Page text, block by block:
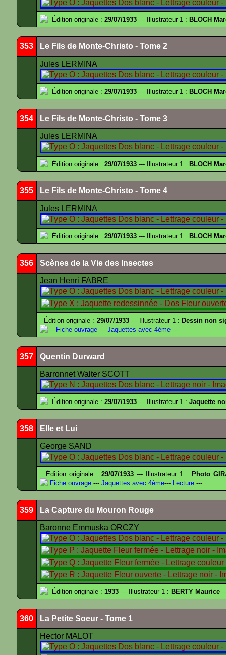
Édition originale : 29/07/1933 --- Illustrateur 1 : BLOCH
353 Le Fils de Monte-Christo - Tome 2
Jules LERMINA
Édition originale : 29/07/1933 --- Illustrateur 1 : BLOCH
354 Le Fils de Monte-Christo - Tome 3
Jules LERMINA
Édition originale : 29/07/1933 --- Illustrateur 1 : BLOCH
355 Le Fils de Monte-Christo - Tome 4
Jules LERMINA
Édition originale : 29/07/1933 --- Illustrateur 1 : BLOCH
356 Scènes de la Vie des Insectes
Jean Henri FABRE
Édition originale : 29/07/1933--- Illustrateur 1 : Dessin non
--- Fiche ouvrage --- Jaquettes avec 4ème ---
357 Quentin Durward
Barronnet Walter SCOTT
Édition originale : 29/07/1933 --- Illustrateur 1 : Jaquette
358 Elle et Lui
George SAND
Édition originale :29/07/1933 --- Illustrateur 1 : Photo
Fiche ouvrage --- Jaquettes avec 4ème--- Lecture ---
359 La Capture du Mouron Rouge
Baronne Emmuska ORCZY
Édition originale : 1933 --- Illustrateur 1 : BERTY Maurice
360 La Petite Soeur - Tome 1
Hector MALOT